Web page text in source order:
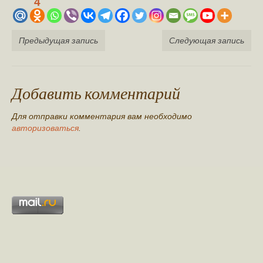
Предыдущая запись Следующая запись
Добавить комментарий
Для отправки комментария вам необходимо
авторизоваться.